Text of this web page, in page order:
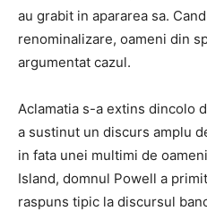
au grabit in apararea sa.
renominalizare, oameni din
argumentat cazul.
Aclamatia s-a extins dincolo
a sustinut un discurs amplu
in fata unei multimi de
Island, domnul Powell a
raspuns tipic la discursul